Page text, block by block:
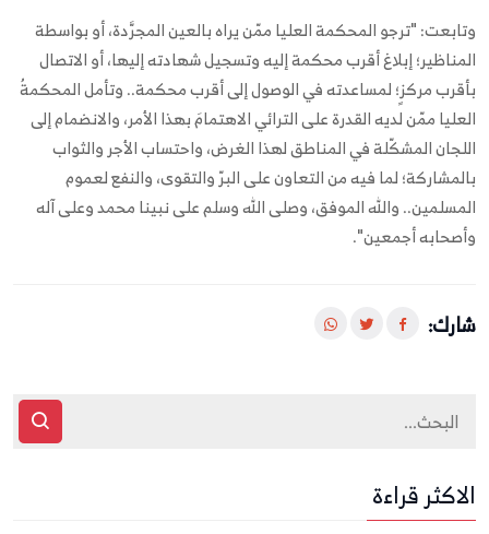
وتابعت: "ترجو المحكمة العليا ممّن يراه بالعين المجرَّدة، أو بواسطة
المناظير؛ إبلاغ أقرب محكمة إليه وتسجيل شهادته إليها، أو الاتصال
بأقرب مركزٍ؛ لمساعدته في الوصول إلى أقرب محكمة.. وتأمل المحكمةُ
العليا ممّن لديه القدرة على الترائي الاهتمامَ بهذا الأمر، والانضمام إلى
اللجان المشكّلة في المناطق لهذا الغرض، واحتساب الأجر والثواب
بالمشاركة؛ لما فيه من التعاون على البرّ والتقوى، والنفع لعموم
المسلمين.. والله الموفق، وصلى الله وسلم على نبينا محمد وعلى آله
وأصحابه أجمعين".
شارك:
الاكثر قراءة